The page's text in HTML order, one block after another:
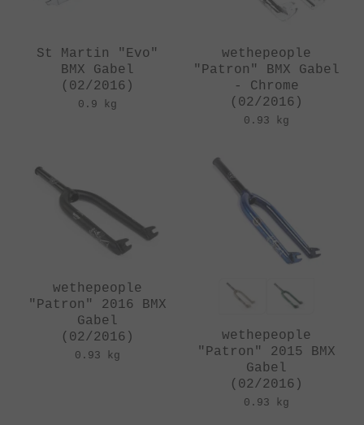
St Martin "Evo"
BMX Gabel
(02/2016)
0.9 kg
wethepeople
"Patron" BMX Gabel
- Chrome
(02/2016)
0.93 kg
wethepeople
"Patron" 2016 BMX
Gabel
(02/2016)
0.93 kg
wethepeople
"Patron" 2015 BMX
Gabel
(02/2016)
0.93 kg